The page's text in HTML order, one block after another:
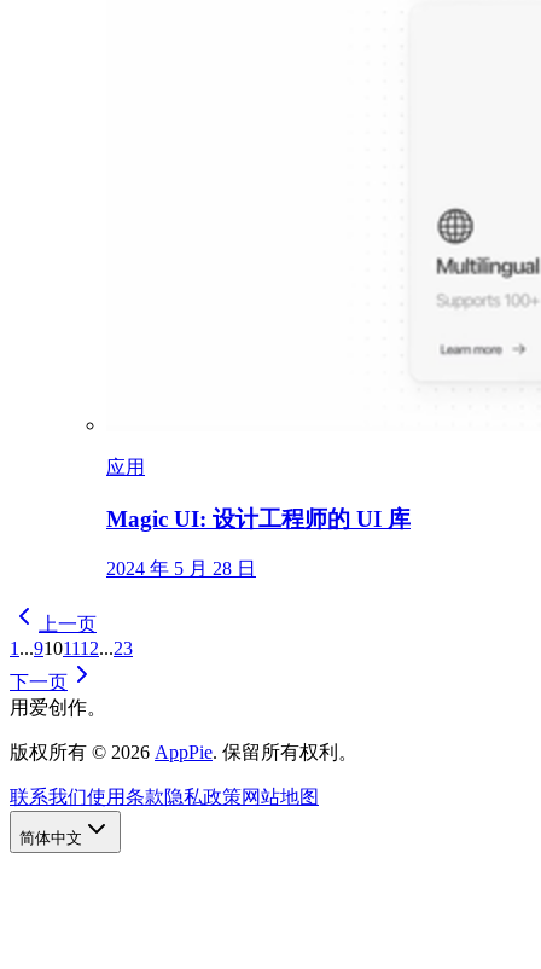
应用
Magic UI: 设计工程师的 UI 库
2024 年 5 月 28 日
上一页
1 ...9101112...23
下一页
用爱创作。
版权所有 © 2026 AppPie. 保留所有权利。
联系我们使用条款隐私政策网站地图
简体中文